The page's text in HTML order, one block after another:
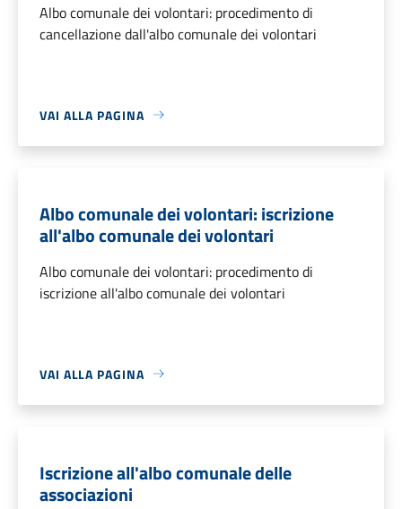
Albo comunale dei volontari: procedimento di
cancellazione dall'albo comunale dei volontari
VAI ALLA PAGINA
Albo comunale dei volontari: iscrizione
all'albo comunale dei volontari
Albo comunale dei volontari: procedimento di
iscrizione all'albo comunale dei volontari
VAI ALLA PAGINA
Iscrizione all'albo comunale delle
associazioni